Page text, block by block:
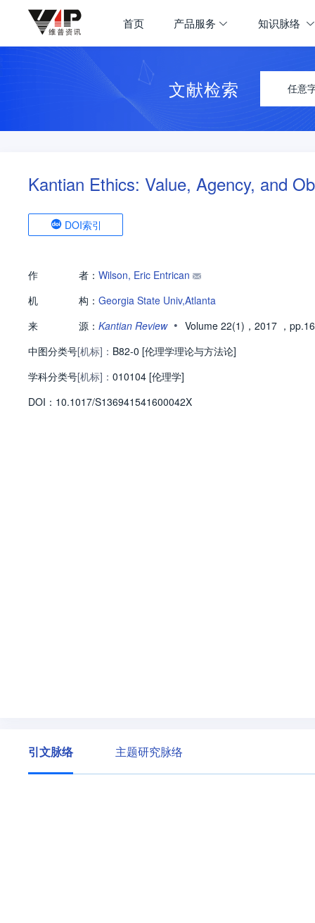
首页 产品服务 知识脉络
文献检索 任意
Kantian Ethics: Value, Agency, and
DOI索引
作 者： Wilson, Eric Entrican
机
构： Georgia State Univ,Atlanta
来
源： Kantian Review • Volume 22(1)，2017 ，
中图分类号[机标]： B82-0 [伦理学理论与方法论]
学科分类号[机标]： 010104 [伦理学]
DOI： 10.1017/S136941541600042X
引文脉络 主题研究脉络